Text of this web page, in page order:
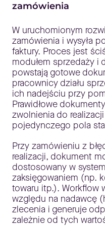
zamówienia
W uruchomionym
zamówienia i wysyła
faktury. Proces jest
modułem sprzedaży i
powstają gotowe
pracownicy działu
ich nadejściu przy
Prawidłowe
zwolnienia do
pojedynczego pola
Przy zamówieniu z
realizacji, dokument
dostosowany w
zaksięgowaniem (np.
towaru itp.). Workflow
względu na nadawcę
zlecenia i generuje
zależnie od tych